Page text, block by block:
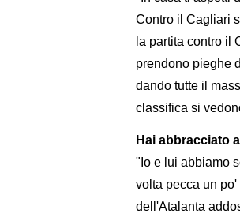
Contro il Cagliari
la partita contro il
prendono pieghe
dando tutte il
classifica si
Hai abbracciato
"Io e lui abbiamo
volta pecca un
dell'Atalanta